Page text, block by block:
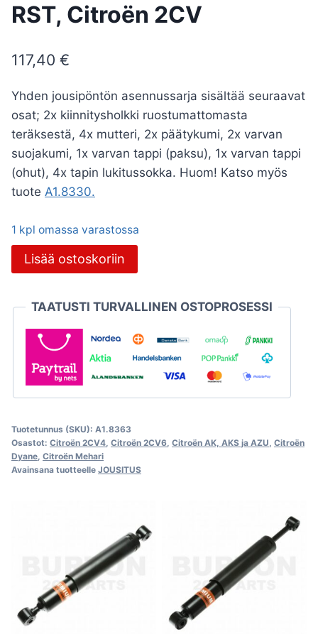
RST, Citroën 2CV
117,40 €
Yhden jousipöntön asennussarja sisältää seuraavat
osat; 2x kiinnitysholkki ruostumattomasta
teräksestä, 4x mutteri, 2x päätykumi, 2x varvan
suojakumi, 1x varvan tappi (paksu), 1x varvan tappi
(ohut), 4x tapin lukitussokka. Huom! Katso myös
tuote A1.8330.
1 kpl omassa varastossa
Jousipöntön
asennussarja
Citroën
2CV
määrä
Lisää ostoskoriin
TAATUSTI TURVALLINEN OSTOPROSESSI
Tuotetunnus (SKU): A1.8363
Osastot: Citroën 2CV4 Citroën 2CV6 Citroën AK, AKS ja AZU Citroën
Dyane Citroën Mehari
Avainsana tuotteelle JOUSITUS